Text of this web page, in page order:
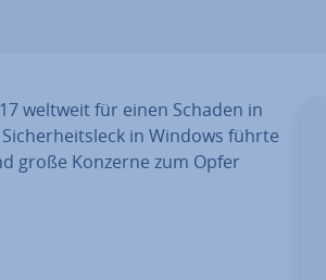
weltweit für einen Schaden in
in Windows führte
große Konzerne zum Opfer